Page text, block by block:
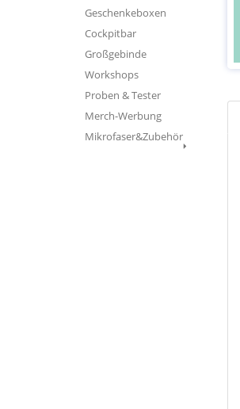
Geschenkeboxen
Cockpitbar
Großgebinde
Workshops
Proben & Tester
Merch-Werbung
Mikrofaser&Zubehör